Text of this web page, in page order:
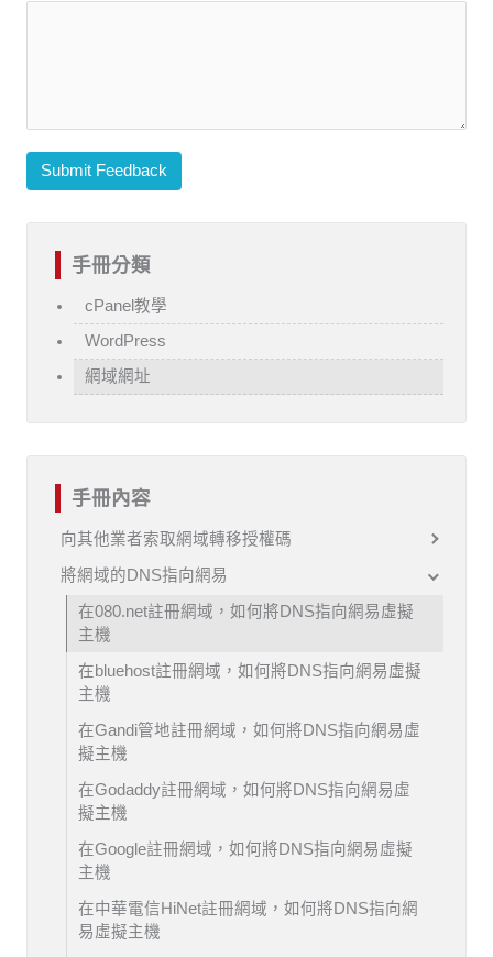
Submit Feedback
手冊分類
cPanel教學
WordPress
網域網址
手冊內容
向其他業者索取網域轉移授權碼
將網域的DNS指向網易
在080.net註冊網域，如何將DNS指向網易虛擬
主機
在bluehost註冊網域，如何將DNS指向網易虛擬
主機
在Gandi管地註冊網域，如何將DNS指向網易虛
擬主機
在Godaddy註冊網域，如何將DNS指向網易虛
擬主機
在Google註冊網域，如何將DNS指向網易虛擬
主機
在中華電信HiNet註冊網域，如何將DNS指向網
易虛擬主機